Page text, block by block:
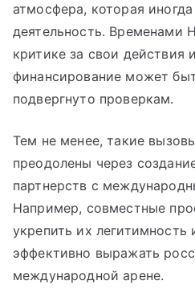
атмосфера, которая иногда
деятельность. Временами
критике за свои действия
финансирование может
подвергнуто проверкам.
Тем не менее, такие
преодолены через
партнерств с
Например, совместные
укрепить их легитимность
эффективно выражать
международной арене.